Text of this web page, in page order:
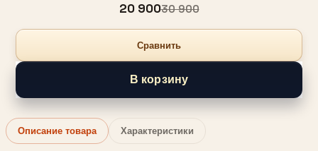
20 90030 900
Сравнить
В корзину
Описание товара Характеристики